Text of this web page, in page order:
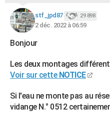
stf_jpd87 29 898
2 déc. 2022 à 06:59
Bonjour
Les deux montages
Voir sur cette NOTICE
Si l'eau ne monte pas au
vidange N.° 0512